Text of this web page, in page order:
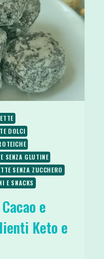
DOLCI
SENZA GLUTINE
SENZA ZUCCHERO
E SNACKS
e
Keto e